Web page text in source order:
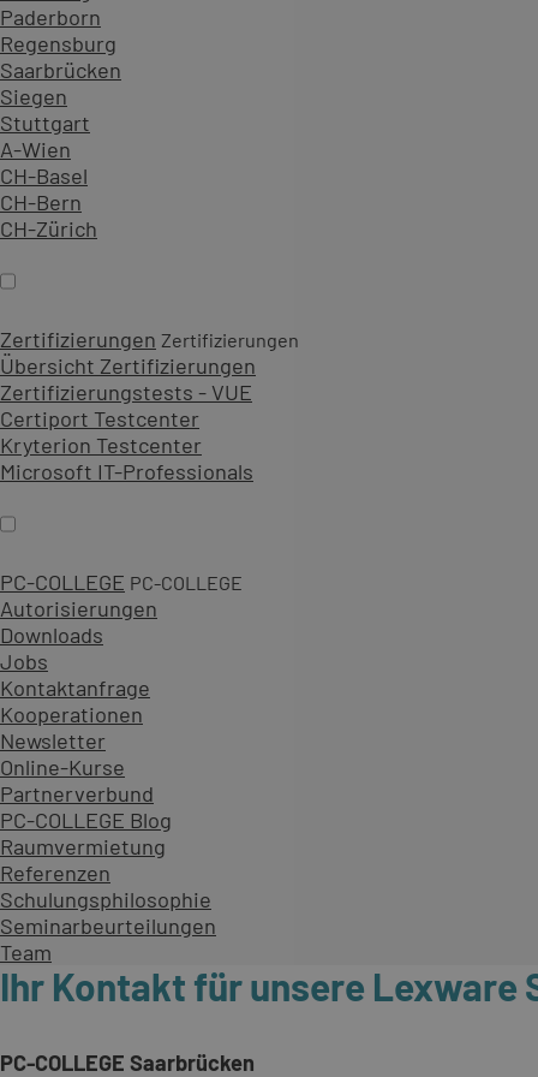
Paderborn
Regensburg
Saarbrücken
Siegen
Stuttgart
A-Wien
CH-Basel
CH-Bern
CH-Zürich
Zertifizierungen Zertifizierungen
Übersicht Zertifizierungen
Zertifizierungstests - VUE
Certiport Testcenter
Kryterion Testcenter
Microsoft IT-Professionals
PC-COLLEGE PC-COLLEGE
Autorisierungen
Downloads
Jobs
Kontaktanfrage
Kooperationen
Newsletter
Online-Kurse
Partnerverbund
PC-COLLEGE Blog
Raumvermietung
Referenzen
Schulungsphilosophie
Seminarbeurteilungen
Team
Ihr Kontakt für unsere Lexware
PC-COLLEGE Saarbrücken